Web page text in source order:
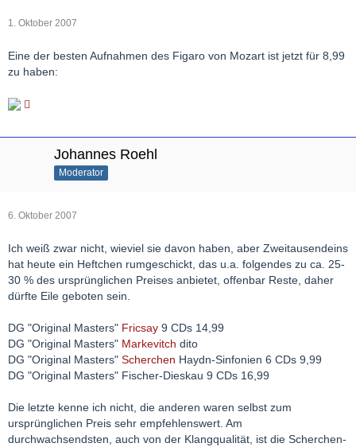
1. Oktober 2007
Eine der besten Aufnahmen des Figaro von Mozart ist jetzt für 8,99
zu haben:
Johannes Roehl
Moderator
6. Oktober 2007
Ich weiß zwar nicht, wieviel sie davon haben, aber Zweitausendeins
hat heute ein Heftchen rumgeschickt, das u.a. folgendes zu ca. 25-
30 % des ursprünglichen Preises anbietet, offenbar Reste, daher
dürfte Eile geboten sein.
DG "Original Masters" Fricsay 9 CDs 14,99
DG "Original Masters" Markevitch dito
DG "Original Masters" Scherchen Haydn-Sinfonien 6 CDs 9,99
DG "Original Masters" Fischer-Dieskau 9 CDs 16,99
Die letzte kenne ich nicht, die anderen waren selbst zum
ursprünglichen Preis sehr empfehlenswert. Am
durchwachsendsten, auch von der Klangqualität, ist die Scherchen-